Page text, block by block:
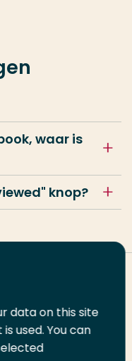
waar is
knop?
data on this site
used. You can